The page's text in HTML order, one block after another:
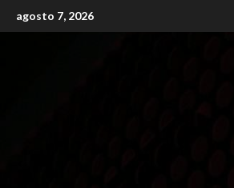
to
agosto 7, 2026